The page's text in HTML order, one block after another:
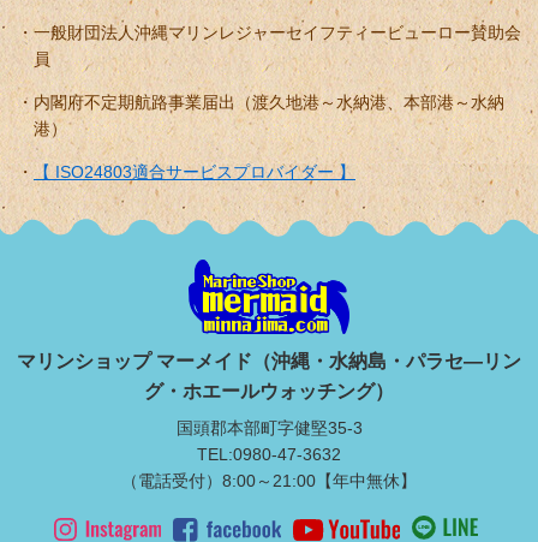
一般財団法人沖縄マリンレジャーセイフティービューロー賛助会
員
内閣府不定期航路事業届出（渡久地港～水納港、本部港～水納
港）
【 ISO24803適合サービスプロバイダー 】
マリンショップ マーメイド（沖縄・水納島・パラセ―リン
グ・ホエールウォッチング）
国頭郡本部町字健堅35-3
TEL:0980-47-3632
（電話受付）8:00～21:00【年中無休】